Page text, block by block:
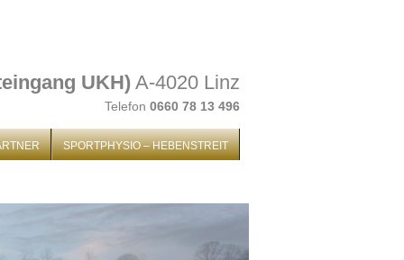
UKH) A-4020 Linz
Telefon 0660 78 13 496
SPORTPHYSIO – HEBENSTREIT